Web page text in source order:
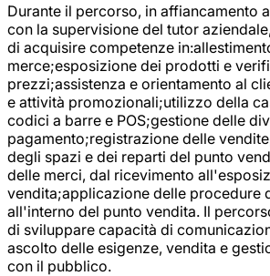
Durante il percorso, in affiancamento
con la supervisione del tutor
di acquisire competenze
merce;esposizione dei prodotti e
prezzi;assistenza e orientamento al
e attività promozionali;utilizzo della
codici a barre e POS;gestione delle
pagamento;registrazione delle
degli spazi e dei reparti del punto
delle merci, dal ricevimento
vendita;applicazione delle procedure
all'interno del punto vendita. Il
di sviluppare capacità di
ascolto delle esigenze, vendita e
con il pubblico.